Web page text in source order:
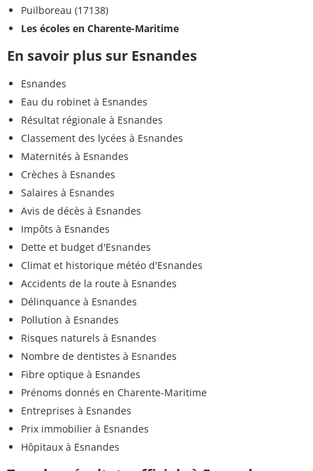
Puilboreau (17138)
Les écoles en Charente-Maritime
En savoir plus sur Esnandes
Esnandes
Eau du robinet à Esnandes
Résultat régionale à Esnandes
Classement des lycées à Esnandes
Maternités à Esnandes
Crèches à Esnandes
Salaires à Esnandes
Avis de décès à Esnandes
Impôts à Esnandes
Dette et budget d'Esnandes
Climat et historique météo d'Esnandes
Accidents de la route à Esnandes
Délinquance à Esnandes
Pollution à Esnandes
Risques naturels à Esnandes
Nombre de dentistes à Esnandes
Fibre optique à Esnandes
Prénoms donnés en Charente-Maritime
Entreprises à Esnandes
Prix immobilier à Esnandes
Hôpitaux à Esnandes